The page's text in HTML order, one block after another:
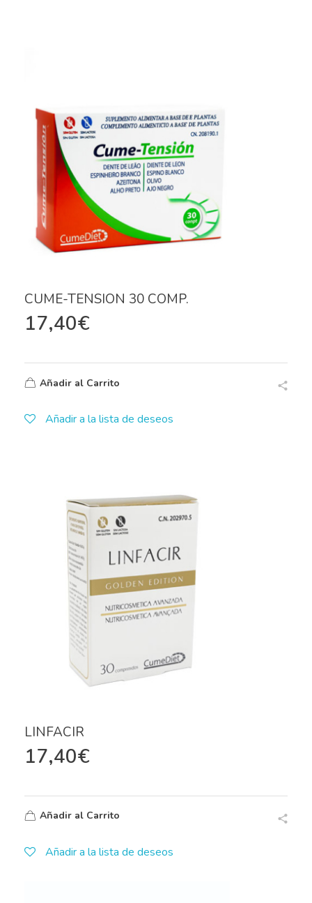
CUME-TENSION 30 COMP.
17,40€
Añadir al Carrito
Añadir a la lista de deseos
LINFACIR
17,40€
Añadir al Carrito
Añadir a la lista de deseos